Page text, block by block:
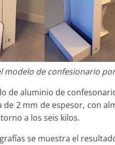
modelo de confesionario
de aluminio de
de 2 mm de espesor, con
a los seis kilos.
se muestra el